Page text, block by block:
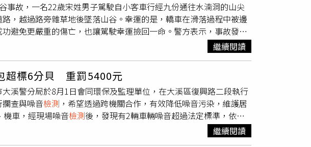
事故，一名22歲宋姓男子駕駛自小客車行經九份通往水湳洞的山尖
，越過路旁雜草地後墜落山谷。幸運的是，轎車在滑落過程中被邊
避免更嚴重的傷亡，也讓駕駛幸運撿回一命。警方表示，事故發生
局金瓜石派出所員警及消防救護人員前往現場救援。到場後發現宋
顯異常，不僅眼神呆滯、動作遲緩，還出現精神恍惚及多語等情
，並取得本人同意及簽署唾液快篩採驗同意書後，依法實施藥物快
）中樞神經抑制劑呈現陽性反應。由於此類藥物可能造成嗜
藥效作用期間駕駛車輛，將大幅增加交通事故風險。警方後續依涉
採集檢體送驗，以確認是否涉及毒品或其他影響駕駛能力的藥物，
檢署偵辦，等待檢驗結果及司法調查。警方也提醒，部分苯二氮平
物，但服用後仍可能影響駕駛能力，民眾若服藥後出現嗜睡、反應
繼續閱讀
超標6分貝 重罰5400元
溪警分局於8月1日會同環保及監理單位，在大溪區復興路二段執行
攔查與噪音檢測 ，希望透過跨機關合作，有效降低噪音污染，維護居
車，經現場噪音檢測後，發現有2輛車輛噪音超過法定標準，依法
最令人意外的是，一輛原本應作為駕駛訓練用途的教練用自小客
整整6分貝，成為本次稽查噪音超標最嚴重的案例。由於超過標準值5
繼續閱讀